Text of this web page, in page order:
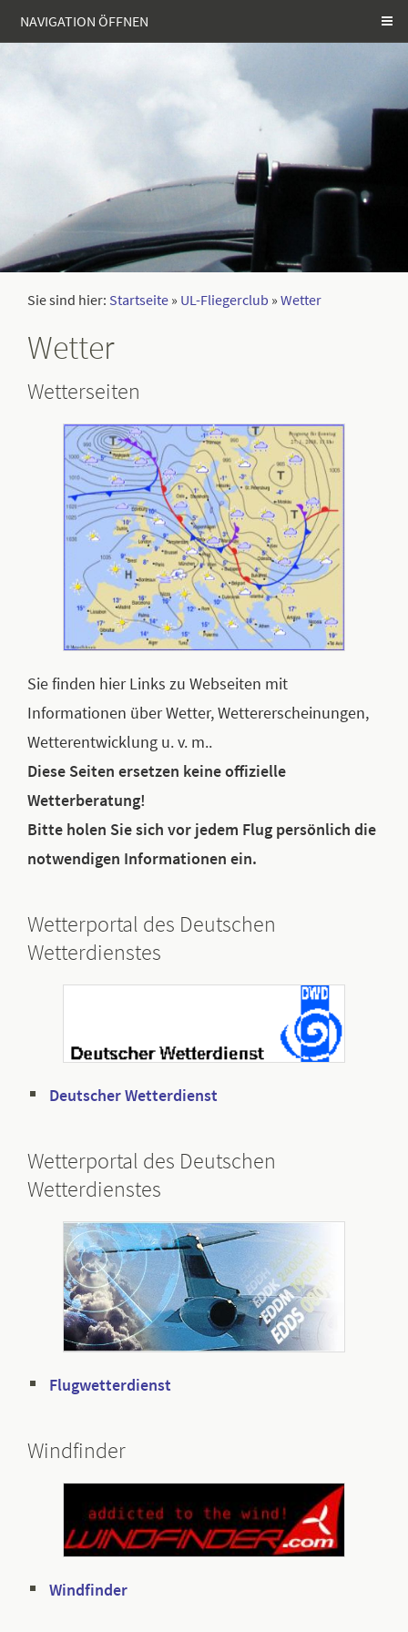
NAVIGATION ÖFFNEN
Sie sind hier: Startseite » UL-Fliegerclub » Wetter
Wetter
Wetterseiten
Sie finden hier Links zu Webseiten mit
Informationen über Wetter, Wettererscheinungen,
Wetterentwicklung u. v. m..
Diese Seiten ersetzen keine offizielle
Wetterberatung!
Bitte holen Sie sich vor jedem Flug persönlich die
notwendigen Informationen ein.
Wetterportal des Deutschen
Wetterdienstes
Deutscher Wetterdienst
Wetterportal des Deutschen
Wetterdienstes
Flugwetterdienst
Windfinder
Windfinder